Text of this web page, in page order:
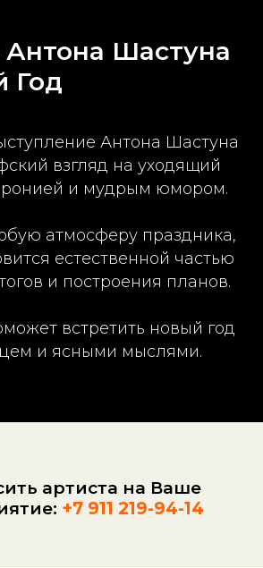
Антона Шастуна
Год
Антона Шастуна
взгляд на уходящий
и мудрым юмором.
атмосферу праздника,
естественной частью
и построения планов.
встретить новый год
и ясными мыслями.
артиста на Ваше
+7 911 219-94-14